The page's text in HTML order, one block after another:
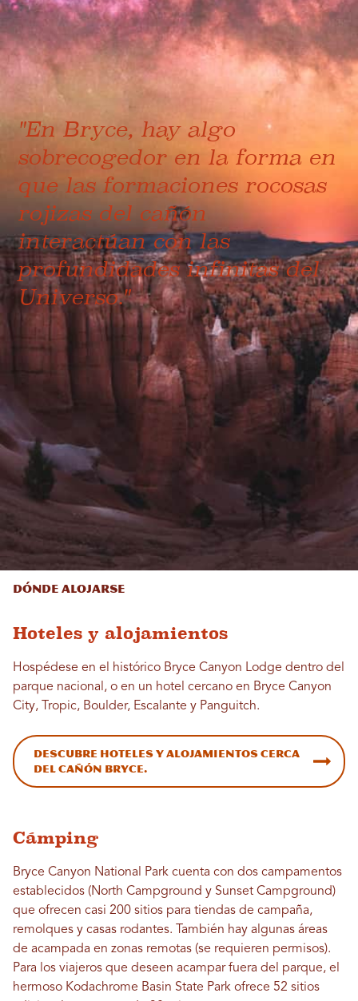
"En Bryce, hay algo
sobrecogedor en la forma en
que las formaciones rocosas
rojizas del cañón
interactúan con las
profundidades infinitas del
Universo."
Dónde alojarse
Hoteles y alojamientos
Hospédese en el histórico Bryce Canyon Lodge dentro del
parque nacional, o en un hotel cercano en Bryce Canyon
City, Tropic, Boulder, Escalante y Panguitch.
Descubre hoteles y alojamientos cerca
del Cañón Bryce.
Cámping
Bryce Canyon National Park cuenta con dos campamentos
establecidos (North Campground y Sunset Campground)
que ofrecen casi 200 sitios para tiendas de campaña,
remolques y casas rodantes. También hay algunas áreas
de acampada en zonas remotas (se requieren permisos).
Para los viajeros que deseen acampar fuera del parque, el
hermoso Kodachrome Basin State Park ofrece 52 sitios